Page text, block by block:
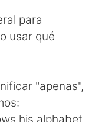
para
usar qué
"apenas",
his alphabet.